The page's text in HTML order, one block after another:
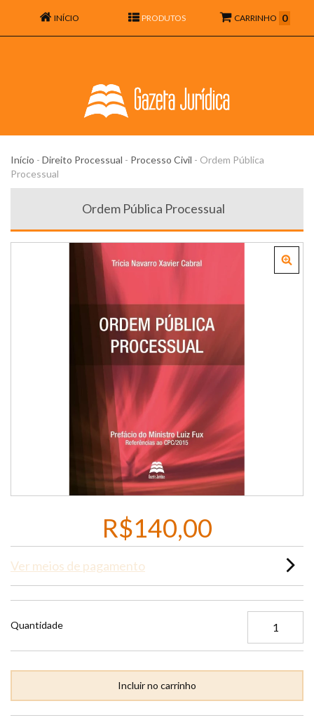
INÍCIO PRODUTOS CARRINHO 0
Início - Direito Processual - Processo Civil - Ordem Pública
Processual
Ordem Pública Processual
R$140,00
Ver meios de pagamento
Quantidade